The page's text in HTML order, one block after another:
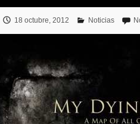
18 octubre, 2012 Noticias